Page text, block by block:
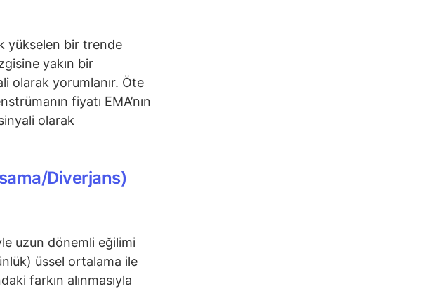
yükselen bir trende
yakın bir
olarak yorumlanır. Öte
fiyatı EMA’nın
olarak
Diverjans)
uzun dönemli eğilimi
üssel ortalama ile
farkın alınmasıyla